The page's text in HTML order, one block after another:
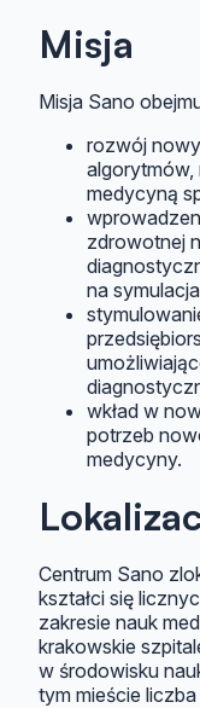
Misja
Misja Sano
rozwój
algorytmów,
medycyną
zdrowotnej
na
wkład w
potrzeb
medycyny.
Centrum Sano
kształci się
zakresie nauk
krakowskie
w środowisku
tym mieście